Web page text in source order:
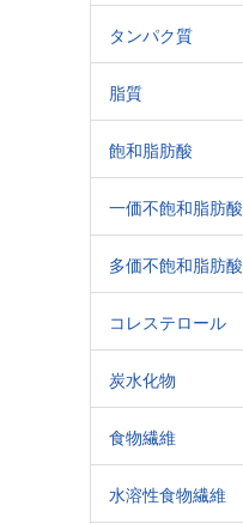
タンパク質
脂質
飽和脂肪酸
一価不飽和脂肪酸
多価不飽和脂肪酸
コレステロール
炭水化物
食物繊維
水溶性食物繊維